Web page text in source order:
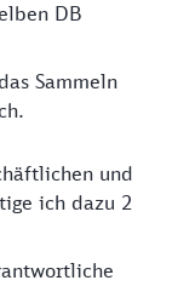
DB
Sammeln
und
ich dazu 2